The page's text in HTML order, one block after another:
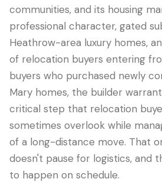
LANGUAGE
English Português
407-205-7228
communities, and its housing
professional character, gated
Heathrow-area luxury homes,
of relocation buyers entering
buyers who purchased newly
Mary homes, the builder
critical step that relocation
sometimes overlook while
of a long-distance move. That
doesn't pause for logistics, and
to happen on schedule.